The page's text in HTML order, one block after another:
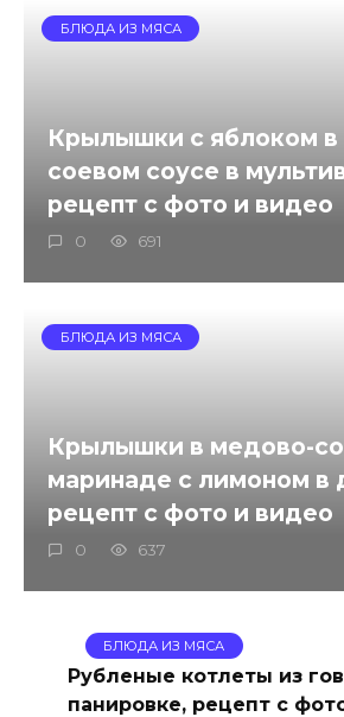
БЛЮДА ИЗ МЯСА
Крылышки с яблоком
соевом соусе в
рецепт с фото и видео
0 691
БЛЮДА ИЗ МЯСА
Крылышки в медово-
маринаде с лимоном в
рецепт с фото и видео
0 637
БЛЮДА ИЗ МЯСА
Рубленые котлеты из
панировке, рецепт с